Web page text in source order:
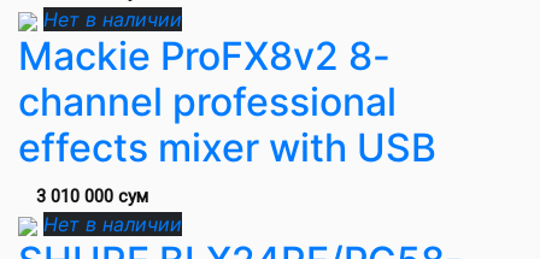
Нет в наличии
Mackie ProFX8v2 8-
channel professional
effects mixer with USB
3 010 000 сум
Нет в наличии